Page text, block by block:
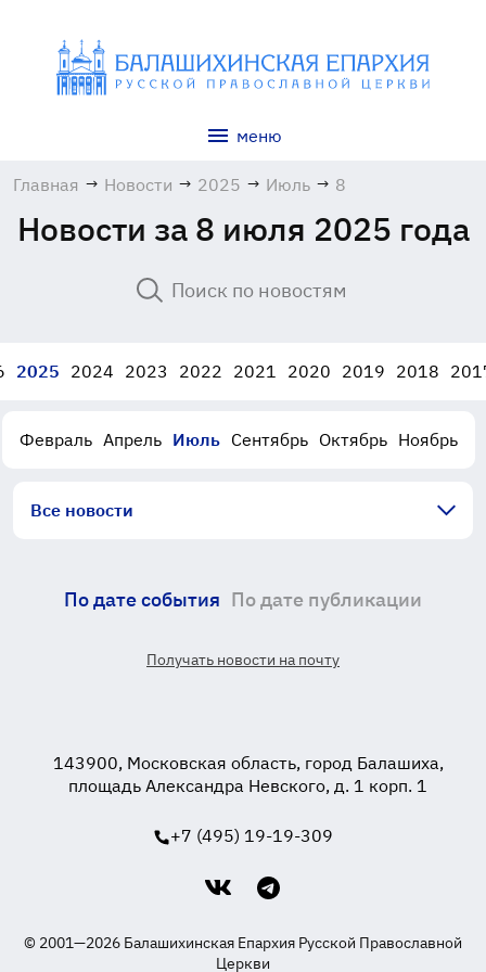
меню
Главная → Новости → 2025 → Июль → 8
Новости за 8 июля 2025 года
2025 2024 2023 2022 2021 2020 2019 2018
Февраль Апрель Июль Сентябрь Октябрь Ноябрь
Все новости
По дате события По дате публикации
Получать новости на почту
143900, Московская область, город Балашиха,
площадь Александра Невского, д. 1 корп. 1
+7 (495) 19-19-309
© 2001—2026 Балашихинская Епархия Русской Православной
Церкви